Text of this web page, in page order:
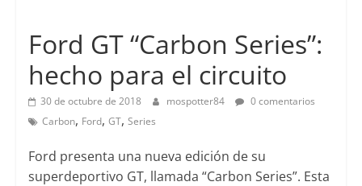
Ford GT “Carbon Series”:
hecho para el circuito
30 de octubre de 2018 mospotter84
0 comentarios
Carbon, Ford, GT, Series
Ford presenta una nueva edición de su
superdeportivo GT, llamada “Carbon Series”. Esta